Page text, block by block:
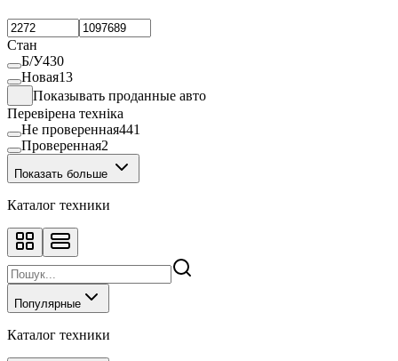
Стан
Б/У430
Новая13
Показывать проданные авто
Перевірена техніка
Не проверенная441
Проверенная2
Показать больше
Каталог техники
Популярные
Каталог техники